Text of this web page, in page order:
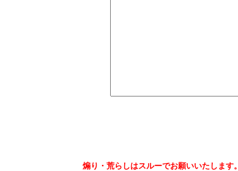
煽り・荒らしはスルーでお願いいたします。